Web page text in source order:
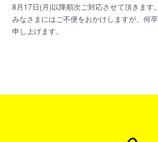
8月17日(月)以降順次ご対応させて頂きます。
みなさまにはご不便をおかけしますが、何
申し上げます。